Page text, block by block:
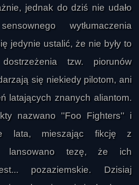
jednak do dziś nie udało
wytłumaczenia
jedynie ustalić, że nie były to
tzw. piorunów
się niekiedy pilotom, ani
latających znanych aliantom.
nazwano ''Foo Fighters'' i
lata, mieszając fikcję z
lansowano tezę, że ich
pozaziemskie. Dzisiaj